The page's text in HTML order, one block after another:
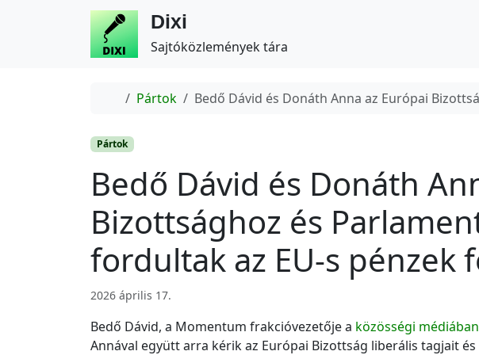
Dixi
Sajtóközlemények tára
Home
Pártok Bedő Dávid és Donáth Anna az Európai
Pártok
Bedő Dávid és Donáth
Bizottsághoz és
fordultak az EU-s pénzek
2026 április 17.
Bedő Dávid, a Momentum frakcióvezetője a közösségi médiában
Annával együtt arra kérik az Európai Bizottság liberális tagjait